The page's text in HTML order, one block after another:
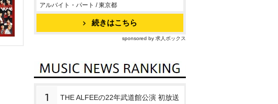
アルバイト・パート / 東京都
続きはこちら
sponsored by 求人ボックス
1 THE ALFEEの22年武道館公演 初放送